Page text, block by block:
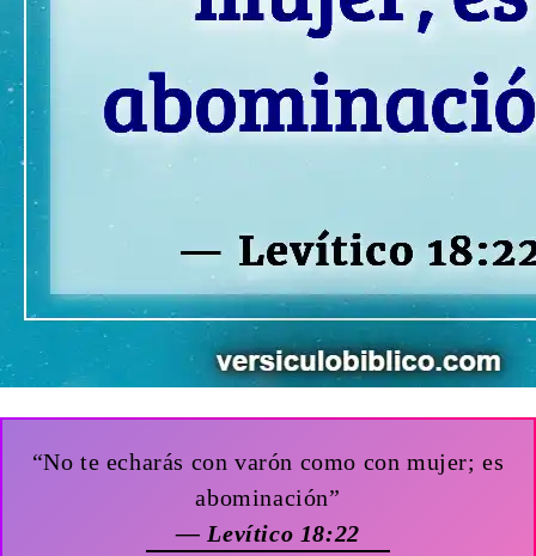
“No te echarás con varón como con mujer; es
abominación”
— Levítico 18:22